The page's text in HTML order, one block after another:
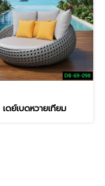
เดย์เบดหวายเทียม